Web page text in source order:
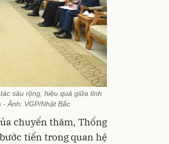
sâu rộng, hiệu quả giữa tỉnh
Ảnh: VGP/Nhật Bắc
chuyến thăm, Thống
tiến trong quan hệ